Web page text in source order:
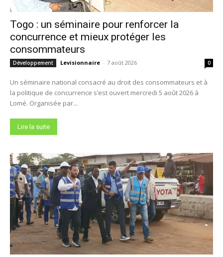
Togo : un séminaire pour renforcer la
concurrence et mieux protéger les
consommateurs
Développement Levisionnaire - 7 août 2026 0
Un séminaire national consacré au droit des consommateurs et à
la politique de concurrence s’est ouvert mercredi 5 août 2026 à
Lomé. Organisée par...
Lire la suite